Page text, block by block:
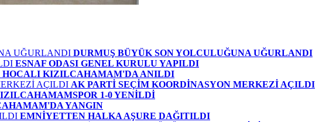
DURMUŞ BÜYÜK SON YOLCULUĞUNA UĞURLANDI
ESNAF ODASI GENEL KURULU YAPILDI
HOCALI KIZILCAHAMAM'DA ANILDI
AK PARTİ SEÇİM KOORDİNASYON MERKEZİ AÇILDI
1-0 YENİLDİ
YANGIN
EMNİYETTEN HALKA AŞURE DAĞITILDI